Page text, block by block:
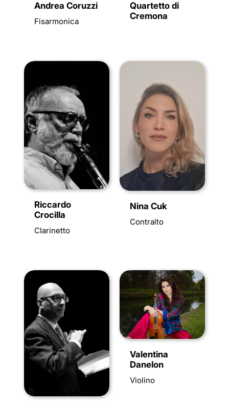
Andrea Coruzzi
Fisarmonica
Quartetto di
Cremona
Riccardo
Crocilla
Clarinetto
Nina Cuk
Contralto
Valentina
Danelon
Violino